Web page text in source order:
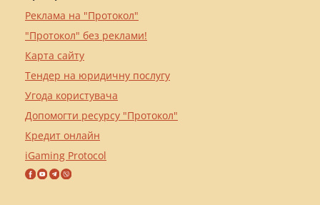
Реклама на "Протокол"
"Протокол" без реклами!
Карта сайту
Тендер на юридичну послугу
Угода користувача
Допомогти ресурсу "Протокол"
Кредит онлайн
iGaming Protocol